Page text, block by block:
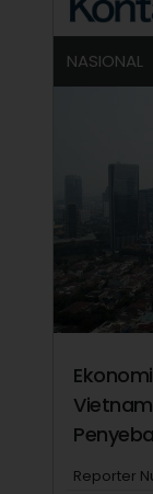
NASIONAL
Reporter